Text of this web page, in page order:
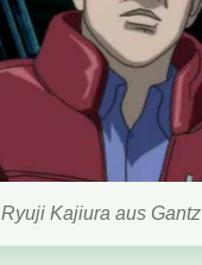
Ryuji Kajiura aus Gantz